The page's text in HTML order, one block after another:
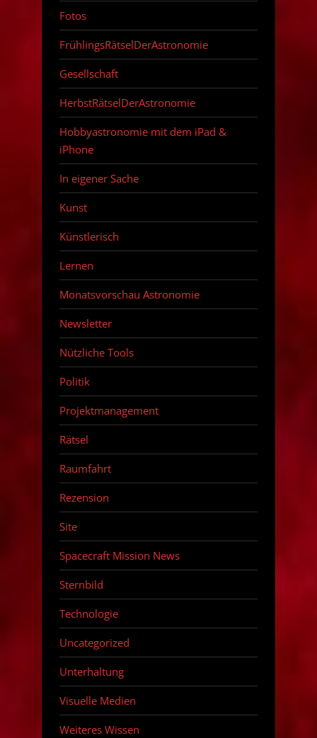
Fotos
FrühlingsRätselDerAstronomie
Gesellschaft
HerbstRätselDerAstronomie
Hobbyastronomie mit dem iPad &
iPhone
In eigener Sache
Kunst
Künstlerisch
Lernen
Monatsvorschau Astronomie
Newsletter
Nützliche Tools
Politik
Projektmanagement
Rätsel
Raumfahrt
Rezension
Site
Spacecraft Mission News
Sternbild
Technologie
Uncategorized
Unterhaltung
Visuelle Medien
Weiteres Wissen